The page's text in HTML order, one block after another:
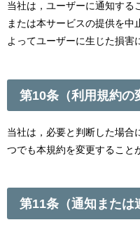
当社は，ユーザーに通知する
または本サービスの提供を中
よってユーザーに生じた損害
第10条（利用規約の
当社は，必要と判断した場合
つでも本規約を変更すること
第11条（通知または